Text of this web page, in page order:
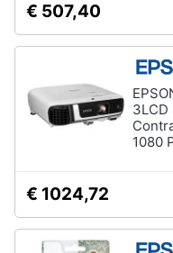
€ 507,40
3LCD
1080
€ 1024,72